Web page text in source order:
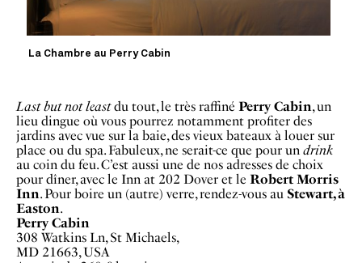
La Chambre au Perry Cabin
Last but not leastdu tout, le très raffiné Perry Cabin, un
lieu dingue où vous pourrez notamment profiter des
jardins avec vue sur la baie, des vieux bateaux à louer sur
place ou du spa. Fabuleux, ne serait-ce que pour un drink
au coin du feu. C’est aussi une de nos adresses de choix
pour dîner, avec le Inn at 202 Dover et le Robert Morris
Inn. Pour boire un (autre) verre, rendez-vous au Stewart, à
Easton.
Perry Cabin
308 Watkins Ln, St Michaels,
MD 21663, USA